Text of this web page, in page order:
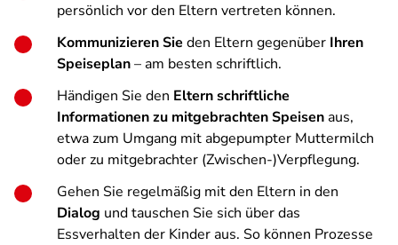
persönlich vor den Eltern vertreten können.
Kommunizieren Sie den Eltern gegenüber Ihren
Speiseplan– am besten schriftlich.
Händigen Sie den Eltern schriftliche
Informationen zu mitgebrachten Speisenaus,
etwa zum Umgang mit abgepumpter Muttermilch
oder zu mitgebrachter (Zwischen-)Verpflegung.
Gehen Sie regelmäßig mit den Eltern in den
Dialog und tauschen Sie sich über das
Essverhalten der Kinder aus. So können Prozesse